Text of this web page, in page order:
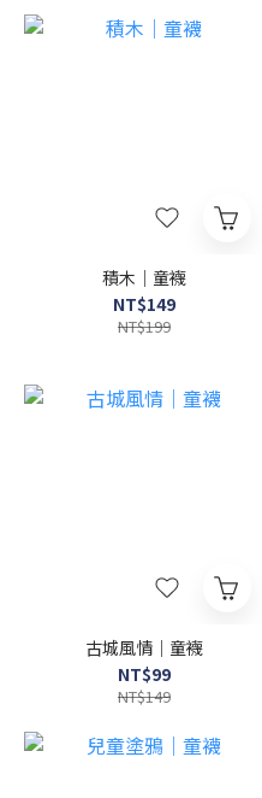
積木｜童襪
NT$149
NT$199
古城風情｜童襪
NT$99
NT$149